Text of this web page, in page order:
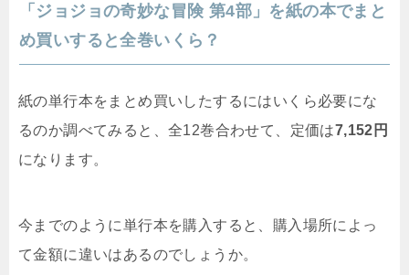
「ジョジョの奇妙な冒険 第4部」を紙の本でまと
め買いすると全巻いくら？
紙の単行本をまとめ買いしたするにはいくら必要にな
るのか調べてみると、全12巻合わせて、定価は7,152円
になります。
今までのように単行本を購入すると、購入場所によっ
て金額に違いはあるのでしょうか。